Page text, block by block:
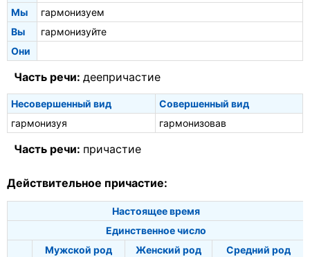
Мы
гармонизуем
Вы
гармонизуйте
Они
Часть речи: деепричастие
Несовершенный вид
Совершенный вид
гармонизуя
гармонизовав
Часть речи: причастие
Действительное причастие:
Настоящее время
Единственное число
Мужской род
Женский род
Средний род